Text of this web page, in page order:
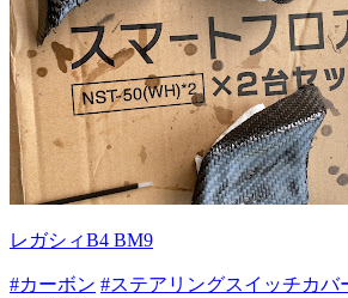
レガシィB4 BM9
#カーボン #ステアリングスイッチカバ